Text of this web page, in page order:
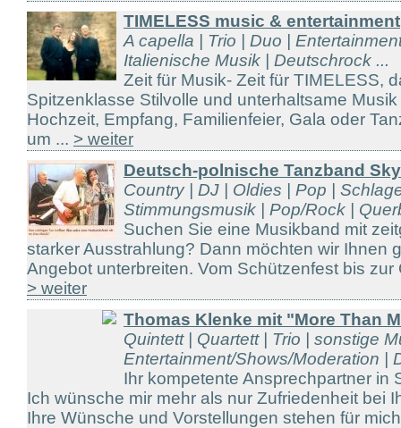
TIMELESS music & entertainment
A capella | Trio | Duo |
Italienische Musik | Deutschrock ...
Zeit für Musik- Zeit für TIMELESS,
Spitzenklasse Stilvolle und unterhaltsame
Hochzeit, Empfang, Familienfeier, Gala oder
um ... > weiter
Deutsch-polnische Tanzband
Country | DJ | Oldies | Pop |
Stimmungsmusik | Pop/Rock |
Suchen Sie eine Musikband mit
starker Ausstrahlung? Dann möchten wir Ihnen
Angebot unterbreiten. Vom Schützenfest bis
> weiter
Thomas Klenke mit "More Than
Quintett | Quartett | Trio | sonstige
Entertainment/Shows/Moderation |
Ihr kompetente Ansprechpartner in
Ich wünsche mir mehr als nur Zufriedenheit bei
Ihre Wünsche und Vorstellungen stehen für